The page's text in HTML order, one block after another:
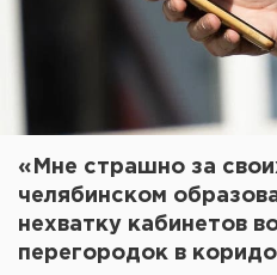
«Мне страшно за
челябинском
нехватку кабинетов
перегородок в